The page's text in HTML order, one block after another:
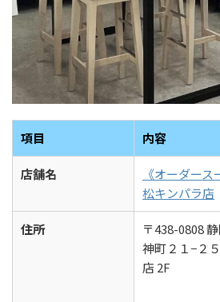
項目 内容
店舗名
《オーダー
松キンパラ店
住所
〒438-0808
神町２１−２
店 2F